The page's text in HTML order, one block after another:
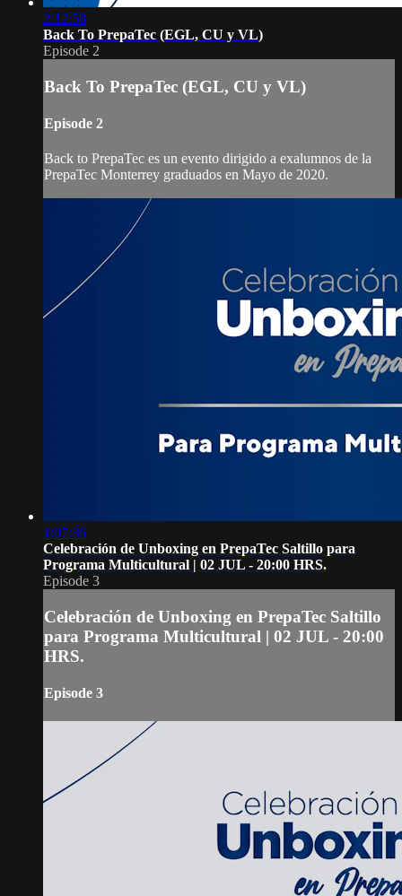
2:12:58
Back To PrepaTec (EGL, CU y VL)
Episode 2
Back To PrepaTec (EGL, CU y VL)
Episode 2
Back to PrepaTec es un evento dirigido a exalumnos de la
PrepaTec Monterrey graduados en Mayo de 2020.
1:07:36
Celebración de Unboxing en PrepaTec Saltillo para
Programa Multicultural | 02 JUL - 20:00 HRS.
Episode 3
Celebración de Unboxing en PrepaTec Saltillo
para Programa Multicultural | 02 JUL - 20:00
HRS.
Episode 3